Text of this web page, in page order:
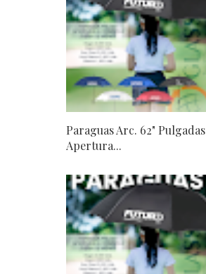
Paraguas Arc. 62" Pulgadas
Apertura...